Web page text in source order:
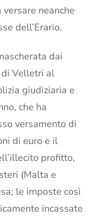
neanche
dell’Erario.
dai
di Velletri al
giudiziaria e
che ha
versamento di
di euro e il
profitto,
(Malta e
le imposte così
incassate